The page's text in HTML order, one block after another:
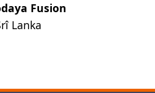
Fusion
Lanka